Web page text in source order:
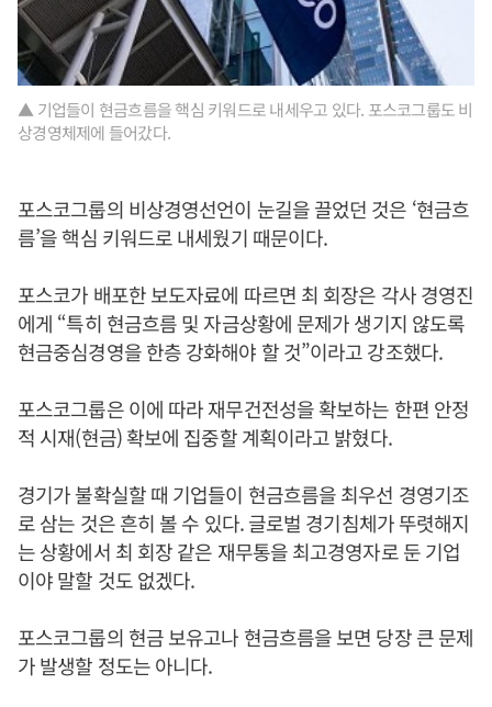
▲ 기업들이 현금흐름을 핵심 키워드로 내세우고 있다. 포스코그룹도 비
상경영체제에 들어갔다.
포스코그룹의 비상경영선언이 눈길을 끌었던 것은 ‘현금흐
름’을 핵심 키워드로 내세웠기 때문이다.
포스코가 배포한 보도자료에 따르면 최 회장은 각사 경영진
에게 “특히 현금흐름 및 자금상황에 문제가 생기지 않도록
현금중심경영을 한층 강화해야 할 것”이라고 강조했다.
포스코그룹은 이에 따라 재무건전성을 확보하는 한편 안정
적 시재(현금) 확보에 집중할 계획이라고 밝혔다.
경기가 불확실할 때 기업들이 현금흐름을 최우선 경영기조
로 삼는 것은 흔히 볼 수 있다. 글로벌 경기침체가 뚜렷해지
는 상황에서 최 회장 같은 재무통을 최고경영자로 둔 기업
이야 말할 것도 없겠다.
포스코그룹의 현금 보유고나 현금흐름을 보면 당장 큰 문제
가 발생할 정도는 아니다.